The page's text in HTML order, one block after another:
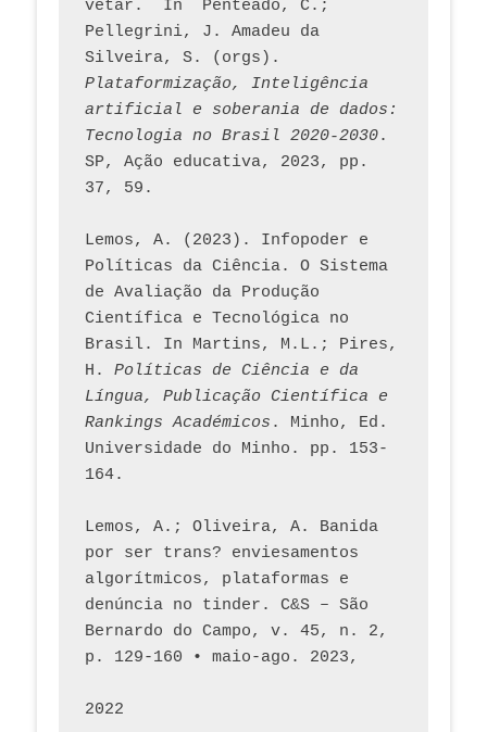
vetar.  In  Penteado, C.;
Pellegrini, J. Amadeu da
Plataformização, Inteligência
artificial e soberania de dados:
Tecnologia no Brasil 2020-2030.
SP, Ação educativa, 2023, pp.
37, 59.
Lemos, A. (2023). Infopoder e
Políticas da Ciência. O Sistema
de Avaliação da Produção
Científica e Tecnológica no
Brasil. In Martins, M.L.; Pires,
H. Políticas de Ciência e da
Língua, Publicação Científica e
Rankings Académicos . Minho, Ed.
Universidade do Minho. pp. 153-
164.
Lemos, A.; Oliveira, A. Banida
por ser trans? enviesamentos
algorítmicos, plataformas e
denúncia no tinder. C&S – São
Bernardo do Campo, v. 45, n. 2,
p. 129-160 • maio-ago. 2023,
2022